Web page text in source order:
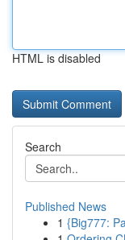
HTML is disabled
Search
Published News
1 {Big777: